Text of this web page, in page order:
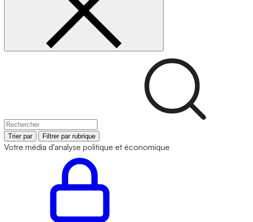
Trier par Filtrer par rubrique
Votre média d'analyse politique et économique